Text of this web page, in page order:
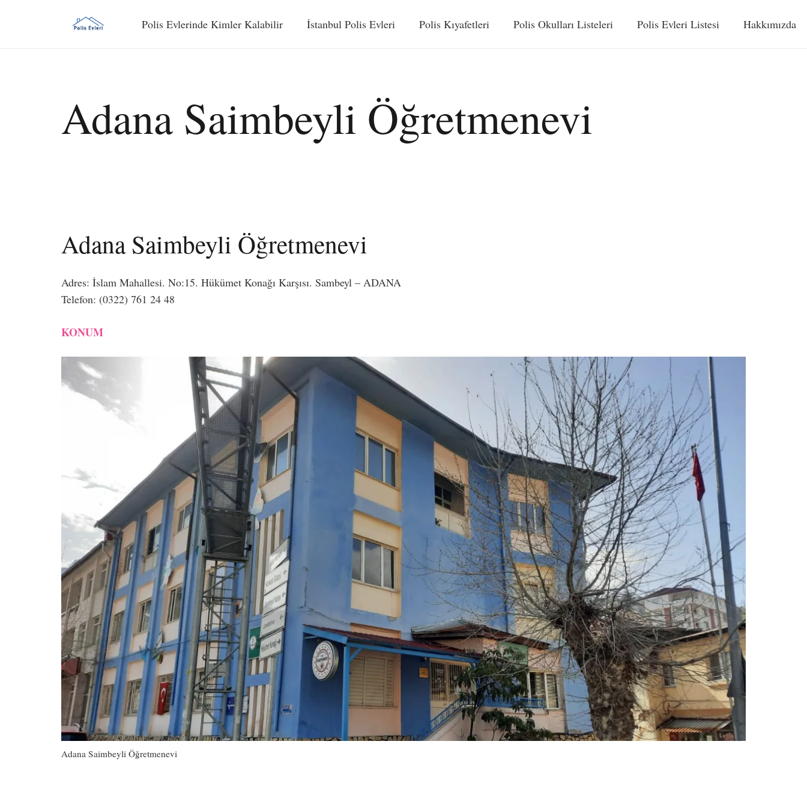
Polis Evlerinde Kimler Kalabilir İstanbul Polis Evleri Polis Kıyafetleri Polis Okulları Listeleri Polis Evleri Listesi Hakkımızda
Adana Saimbeyli Öğretmenevi
Adana Saimbeyli Öğretmenevi
Adres: İslam Mahallesi. No:15. Hükümet Konağı Karşısı. Sambeyl – ADANA
Telefon: (0322) 761 24 48
KONUM
Adana Saimbeyli Öğretmenevi